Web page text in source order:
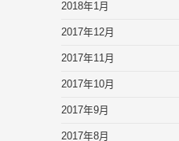
2018年1月
2017年12月
2017年11月
2017年10月
2017年9月
2017年8月